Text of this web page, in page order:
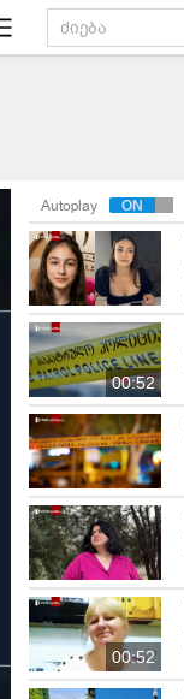
Autoplay
00:52
00:52